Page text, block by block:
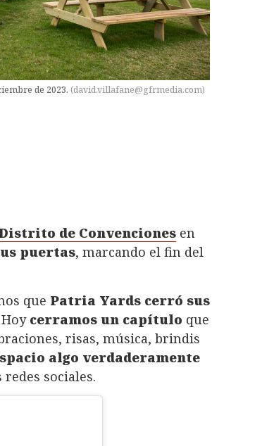
de 2023. (david.villafane@gfrmedia.com)
de Convenciones en
puertas, marcando el fin del
que Patria Yards cerró sus
Hoy cerramos un capítulo que
risas, música, brindis
algo verdaderamente
sociales.